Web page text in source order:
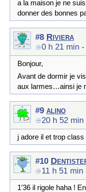
a la maison je ne
donner des bonnes
#8 Riviera
0 h 21 min -
Bonjour,
Avant de dormir je
aux larmes…ainsi je
#9 alino
20 h 52 min
j adore il et trop class
#10
11 h 51 min
1′36 il rigole haha !